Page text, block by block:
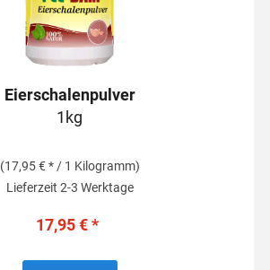
Eierschalenpulver
1kg
(17,95 € * / 1 Kilogramm)
Lieferzeit 2-3 Werktage
17,95 € *